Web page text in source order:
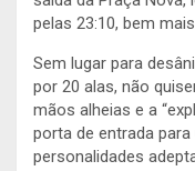
pelas 23:10, bem
Sem lugar para
por 20 alas, não
mãos alheias e a
porta de entrada para
personalidades